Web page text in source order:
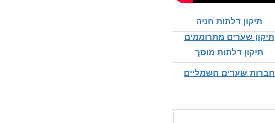
תיקון דלתות חניה
תיקון שערים מתרוממים
תיקון דלתות מוסך
חברות שערים חשמליים